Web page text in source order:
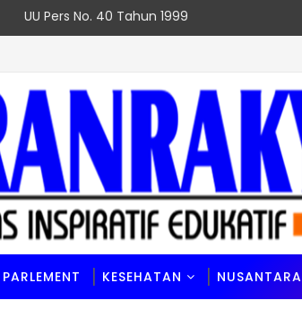
UU Pers No. 40 Tahun 1999
PARLEMENT KESEHATAN NUSANTARA